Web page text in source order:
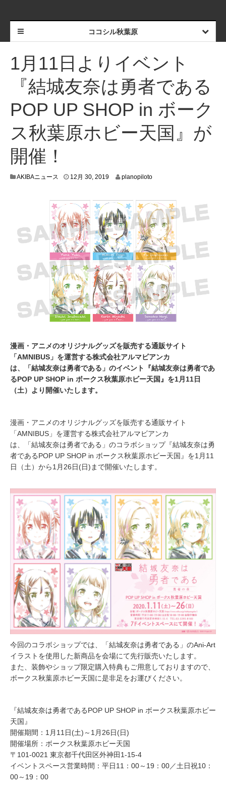
ココシル秋葉原
1月11日よりイベント
『結城友奈は勇者である
POP UP SHOP in ボーク
ス秋葉原ホビー天国』が
開催！
AKIBAニュース 12月 30, 20191
2
0
,
2
0
1
9
planopiloto
漫画・アニメのオリジナルグッズを販売する通販サイト
「AMNIBUS」を運営する株式会社アルマビアンカ
は、「結城友奈は勇者である」のイベント『結城友奈は勇者であ
るPOP UP SHOP in ボークス秋葉原ホビー天国』を1月11日
（土）より開催いたします。
漫画・アニメのオリジナルグッズを販売する通販サイト
「AMNIBUS」を運営する株式会社アルマビアンカ
は、「結城友奈は勇者である」のコラボショップ『結城友奈は勇
者であるPOP UP SHOP in ボークス秋葉原ホビー天国』を1月11
日（土）から1月26日(日)まで開催いたします。
今回のコラボショップでは、「結城友奈は勇者である」のAni-Art
イラストを使用した新商品を会場にて先行販売いたします。
また、装飾やショップ限定購入特典もご用意しておりますので、
ボークス秋葉原ホビー天国に是非足をお運びください。
『結城友奈は勇者であるPOP UP SHOP in ボークス秋葉原ホビー
天国』
開催期間：1月11日(土)～1月26日(日)
開催場所：ボークス秋葉原ホビー天国
〒101-0021 東京都千代田区外神田1-15-4
イベントスペース営業時間：平日11：00～19：00／土日祝10：
00～19：00